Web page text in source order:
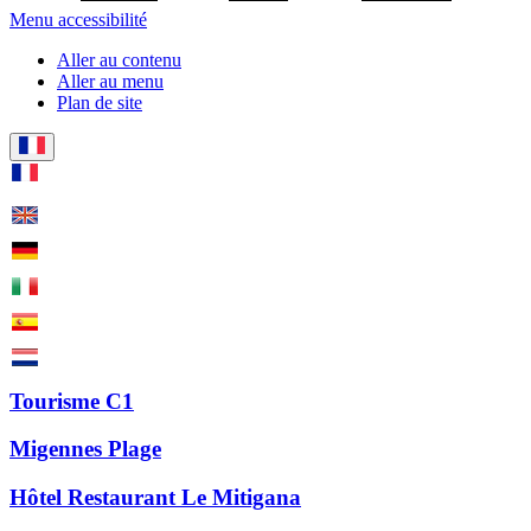
Menu accessibilité
Aller au contenu
Aller au menu
Plan de site
Tourisme C1
Migennes Plage
Hôtel Restaurant Le Mitigana